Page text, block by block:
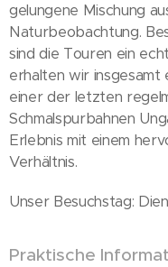
gelungene Mischung
Naturbeobachtung.
sind die Touren ein
erhalten wir
einer der letzten
Schmalspurbahnen
Erlebnis mit einem
Verhältnis.
Unser Besuchstag:
Praktische